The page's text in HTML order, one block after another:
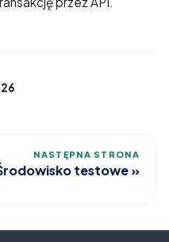
NASTĘPNA STRONA
testowe